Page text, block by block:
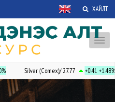
ХАЙЛТ
Silver (Comex)/ 27.77 +0.41+1.48%